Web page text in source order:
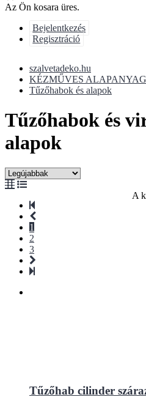
Az Ön kosara üres.
Bejelentkezés
Regisztráció
szalvetadeko.hu
KÉZMŰVES
Tűzőhabok és alapok
Tűzőhabok és
alapok
A
1
2
3
Tűzőhab cilinder